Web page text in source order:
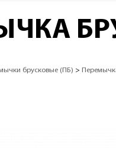
брусковые (ПБ) >